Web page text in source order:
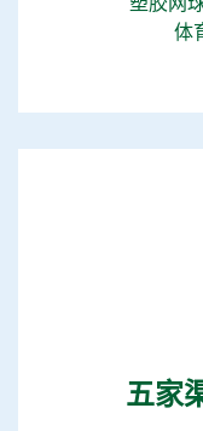
塑胶网
体
五家